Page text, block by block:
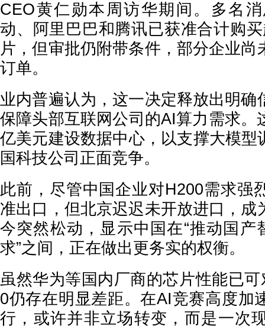
CEO黄仁勋本周访华期间。多名
动、阿里巴巴和腾讯已获准合计购
片，但审批仍附带条件，部分企业尚
订单。
业内普遍认为，这一决定释放出明确
保障头部互联网公司的AI算力需求。
亿美元建设数据中心，以支撑大模型
国科技公司正面竞争。
此前，尽管中国企业对H200需求强
准出口，但北京迟迟未开放进口，成
今突然松动，显示中国在“推动国产
求”之间，正在做出更务实的权衡。
虽然华为等国内厂商的芯片性能已
0仍存在明显差距。在AI竞赛高度加
行，或许并非立场转变，而是一次